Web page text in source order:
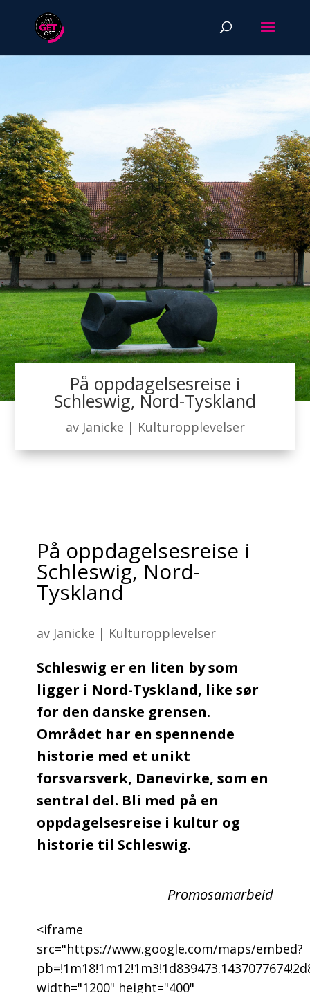
På oppdagelsesreise i
Schleswig, Nord-Tyskland
av Janicke | Kulturopplevelser
På oppdagelsesreise i
Schleswig, Nord-
Tyskland
av Janicke | Kulturopplevelser
Schleswig er en liten by som
ligger i Nord-Tyskland, like sør
for den danske grensen.
Området har en spennende
historie med et unikt
forsvarsverk, Danevirke, som en
sentral del. Bli med på en
oppdagelsesreise i kultur og
historie til Schleswig.
Promosamarbeid
<iframe
src="https://www.google.com/maps/embed?
width="1200" height="400"